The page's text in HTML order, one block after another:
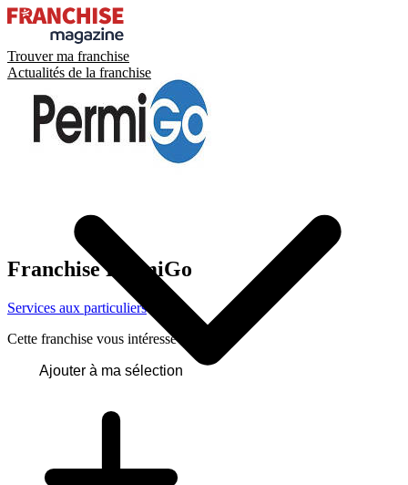
Trouver ma franchise
Actualités de la franchise
Franchise PermiGo
Services aux particuliers
Cette franchise vous intéresse ?
Ajouter à ma sélection